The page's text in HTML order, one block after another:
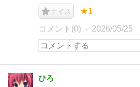
ナイス ★1
コメント(0) 2026/05/25
ひろ